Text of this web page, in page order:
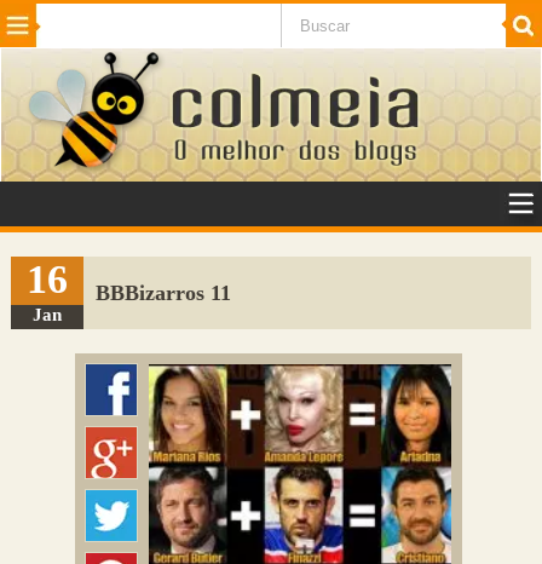
Beleza Cinema e TV
Internet Jogos NotÃ­cias SaÃºde
VeÃ­culos Adulto
Sugerir Link
Adicionar Blog
Colmeia Exchange
Perguntas Frequentes
16
Jan
BBBizarros 11